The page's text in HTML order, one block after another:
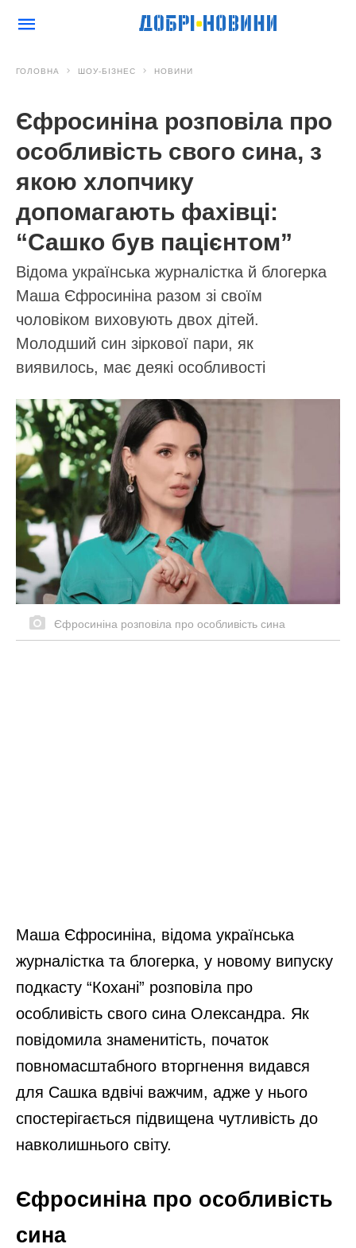
ГОЛОВНА ШОУ-БІЗНЕС НОВИНИ
Єфросиніна розповіла про
особливість свого сина, з
якою хлопчику
допомагають фахівці:
“Сашко був пацієнтом”
Відома українська журналістка й блогерка
Маша Єфросиніна разом зі своїм
чоловіком виховують двох дітей.
Молодший син зіркової пари, як
виявилось, має деякі особливості
Єфросиніна розповіла про особливість сина
Маша Єфросиніна, відома українська
журналістка та блогерка, у новому випуску
подкасту “Кохані” розповіла про
особливість свого сина Олександра. Як
повідомила знаменитість, початок
повномасштабного вторгнення видався
для Сашка вдвічі важчим, адже у нього
спостерігається підвищена чутливість до
навколишнього світу.
Єфросиніна про особливість
сина